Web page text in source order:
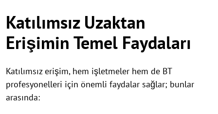
Katılımsız Uzaktan
Erişimin Temel Faydaları
Katılımsız erişim, hem işletmeler hem de BT
profesyonelleri için önemli faydalar sağlar; bunlar
arasında: